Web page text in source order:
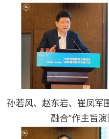
孙若风、赵东岩、崔凤军
融合”作主旨